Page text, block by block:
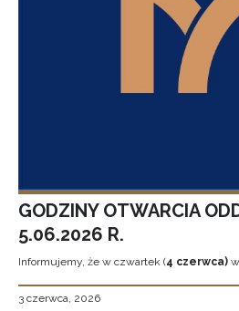
GODZINY OTWARCIA
5.06.2026 R.
Informujemy, że w czwartek (4 czerwca)
3 czerwca, 2026